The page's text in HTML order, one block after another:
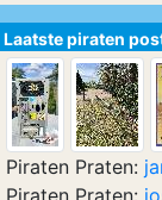
Laatste piraten
Piraten Praten:
Piraten Praten: